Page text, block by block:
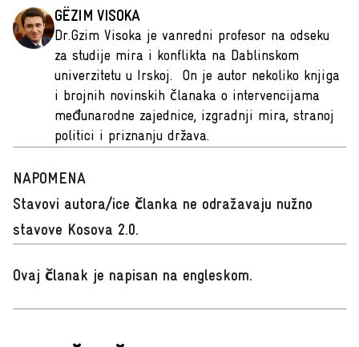
GËZIM VISOKA
Dr.Gzim Visoka je vanredni profesor na odseku
za studije mira i konflikta na Dablinskom
univerzitetu u Irskoj. On je autor nekoliko knjiga
i brojnih novinskih članaka o intervencijama
međunarodne zajednice, izgradnji mira, stranoj
politici i priznanju država.
NAPOMENA
Stavovi autora/ice članka ne odražavaju nužno
stavove Kosova 2.0.
Ovaj članak je napisan na engleskom.